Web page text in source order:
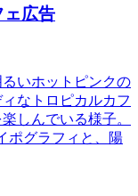
ェ広告
いホットピンクの
なトロピカルカフ
しんでいる様子。
ポグラフィと、陽